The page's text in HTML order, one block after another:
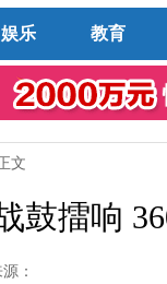
娱乐 教育
文
鼓擂响
：